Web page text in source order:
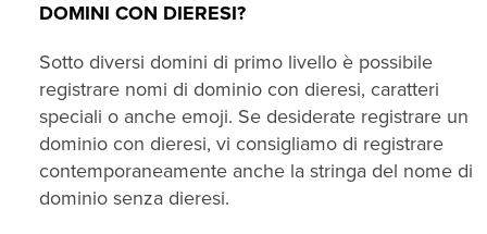
DOMINI CON DIERESI?
Sotto diversi domini di primo livello è possibile
registrare nomi di dominio con dieresi, caratteri
speciali o anche emoji. Se desiderate registrare un
dominio con dieresi, vi consigliamo di registrare
contemporaneamente anche la stringa del nome di
dominio senza dieresi.